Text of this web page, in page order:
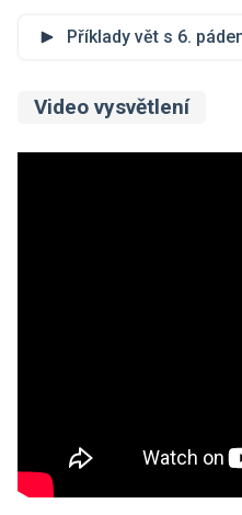
Příklady vět s 6.
Video vysvětlení